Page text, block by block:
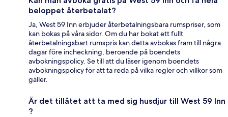
beloppet återbetalat?
Ja, West 59 Inn erbjuder återbetalningsbara rumspriser, som
kan bokas på våra sidor. Om du har bokat ett fullt
återbetalningsbart rumspris kan detta avbokas fram till några
dagar före incheckning, beroende på boendets
avbokningspolicy. Se till att du läser igenom boendets
avbokningspolicy för att ta reda på vilka regler och villkor som
gäller.
Är det tillåtet att ta med sig husdjur till West 59 Inn
?